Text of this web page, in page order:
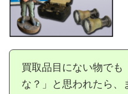
買取品目にない物でも
な？」と思われたら、